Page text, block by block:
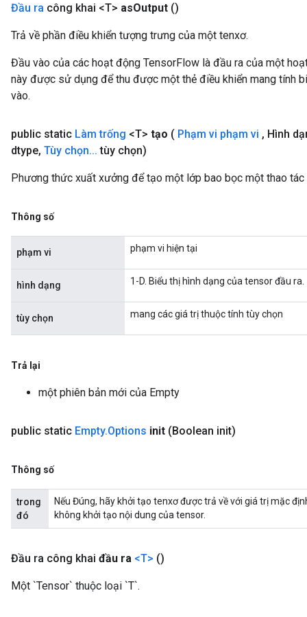
Đầu ra công khai <T> asOutput ()
Trả về phần điều khiển tượng trưng của một tenxơ.
Đầu vào của các hoạt động TensorFlow là đầu ra của một
này được sử dụng để thu được một thẻ điều khiển mang tính
vào.
public static Làm trống <T> tạo ( Phạm vi phạm vi , Hình
dtype, Tùy chọn... tùy chọn)
Phương thức xuất xưởng để tạo một lớp bao bọc một thao tác
Thông số
phạm vi phạm vi hiện tại
hình dạng 1-D. Biểu thị hình dạng của tensor đầu ra.
tùy chọn mang các giá trị thuộc tính tùy chọn
Trả lại
một phiên bản mới của Empty
public static Empty.Options init (Boolean init)
Thông số
trong
đó
Nếu Đúng, hãy khởi tạo tenxơ được trả về với giá trị mặc
không khởi tạo nội dung của tensor.
Đầu ra công khai đầu ra <T> ()
Một `Tensor` thuộc loại `T`.